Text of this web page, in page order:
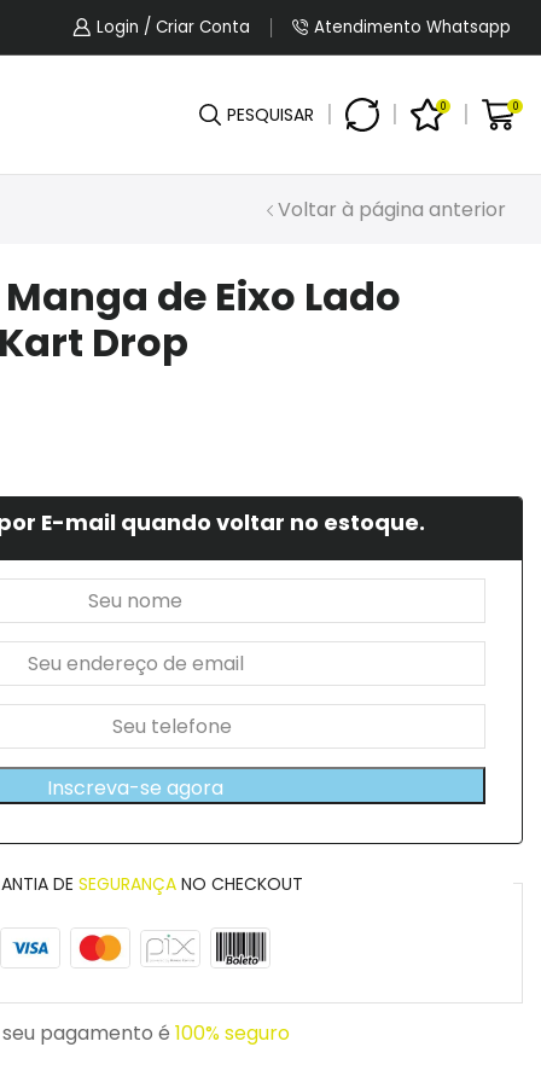
5% OFF No Pagamento Por PIX Ou Boleto.
Login / Criar Conta Atendimento Whatsapp
PESQUISAR 0 0
Voltar à página anterior
de Eixo Lado
Drop
E-mail quando voltar no estoque.
Inscreva-se agora
DE SEGURANÇA NO CHECKOUT
pagamento é 100% seguro